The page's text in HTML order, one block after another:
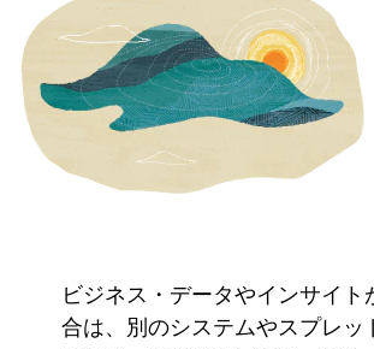
ビジネス・データやインサイト
合は、別のシステムやスプレッ